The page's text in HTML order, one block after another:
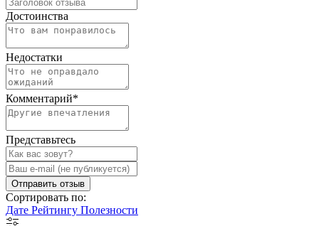
Достоинства
Недостатки
Комментарий*
Представьтесь
Отправить отзыв
Сортировать по:
Дате Рейтингу Полезности